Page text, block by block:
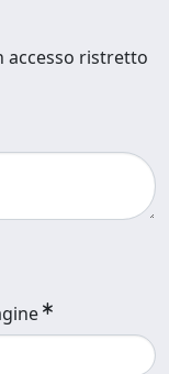
accesso ristretto